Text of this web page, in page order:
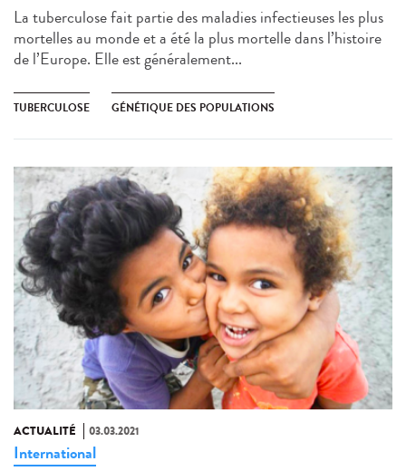
La tuberculose fait partie des maladies infectieuses les plus
mortelles au monde et a été la plus mortelle dans l’histoire
de l’Europe. Elle est généralement...
TUBERCULOSE GÉNÉTIQUE DES POPULATIONS
ACTUALITÉ 03.03.2021
International